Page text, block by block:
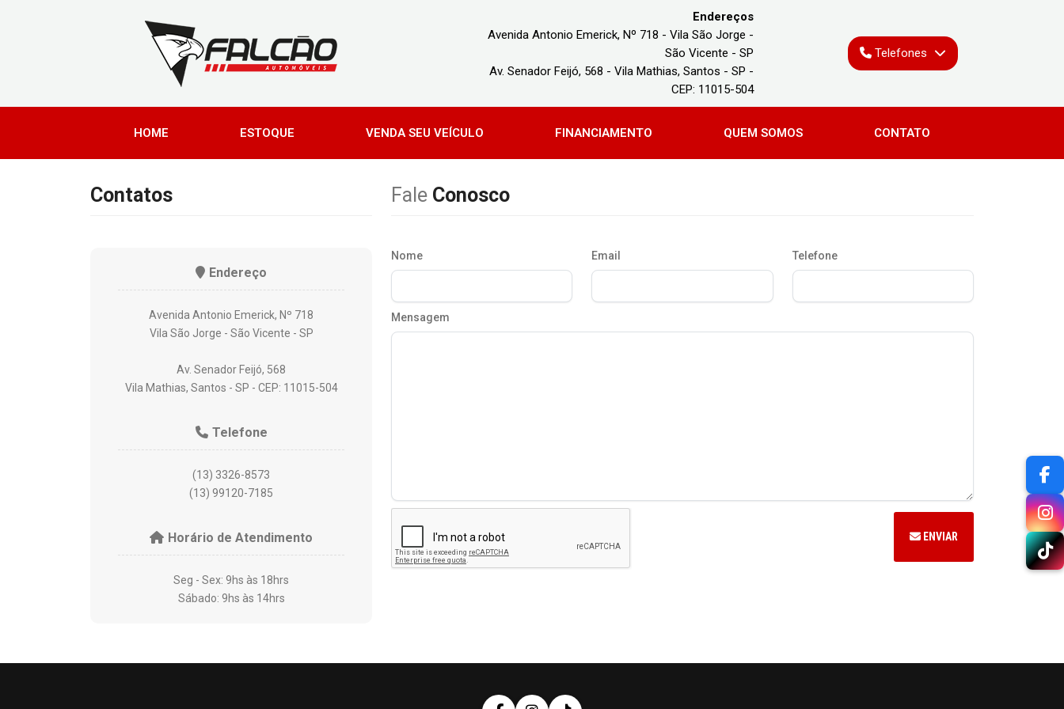
Endereços
Avenida Antonio Emerick, Nº 718 - Vila São Jorge -
São Vicente - SP
Av. Senador Feijó, 568 - Vila Mathias, Santos - SP -
CEP: 11015-504
Telefones
HOME ESTOQUE VENDA SEU VEÍCULO FINANCIAMENTO QUEM SOMOS CONTATO
Contatos
Endereço
Avenida Antonio Emerick, Nº 718
Vila São Jorge - São Vicente - SP
Av. Senador Feijó, 568
Vila Mathias, Santos - SP - CEP: 11015-504
Telefone
(13) 3326-8573
(13) 99120-7185
Horário de Atendimento
Seg - Sex: 9hs às 18hrs
Sábado: 9hs às 14hrs
Fale Conosco
Nome Email Telefone
Mensagem
ENVIAR